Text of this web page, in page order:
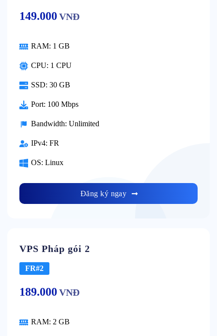
149.000 VNĐ
RAM: 1 GB
CPU: 1 CPU
SSD: 30 GB
Port: 100 Mbps
Bandwidth: Unlimited
IPv4: FR
OS: Linux
Đăng ký ngay
VPS Pháp gói 2
FR#2
189.000 VNĐ
RAM: 2 GB